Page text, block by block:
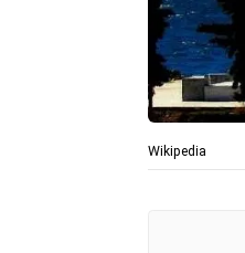
Wikipedia